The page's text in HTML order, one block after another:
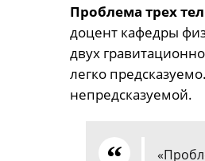
Проблема трех тел
доцент кафедры
двух
легко
непредсказуемой.